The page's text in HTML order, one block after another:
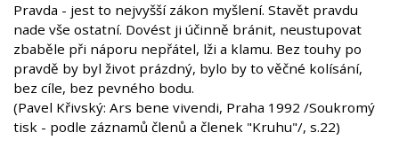
Pravda - jest to nejvyšší zákon myšlení. Stavět pravdu
nade vše ostatní. Dovést ji účinně bránit, neustupovat
zbaběle při náporu nepřátel, lži a klamu. Bez touhy po
pravdě by byl život prázdný, bylo by to věčné kolísání,
bez cíle, bez pevného bodu.
(Pavel Křivský: Ars bene vivendi, Praha 1992 /Soukromý
tisk - podle záznamů členů a členek "Kruhu"/, s.22)